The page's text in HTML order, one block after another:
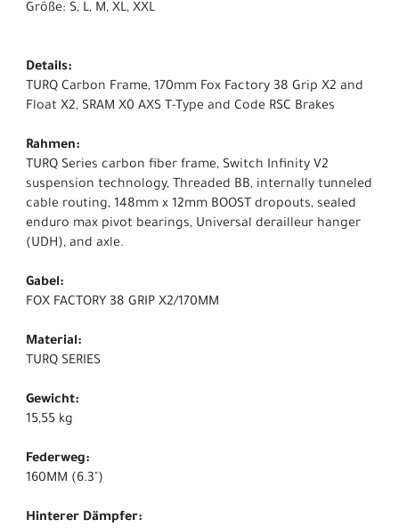
Größe: S, L, M, XL, XXL
Details:
TURQ Carbon Frame, 170mm Fox Factory 38 Grip X2 and
Float X2, SRAM X0 AXS T-Type and Code RSC Brakes
Rahmen:
TURQ Series carbon fiber frame, Switch Infinity V2
suspension technology, Threaded BB, internally tunneled
cable routing, 148mm x 12mm BOOST dropouts, sealed
enduro max pivot bearings, Universal derailleur hanger
(UDH), and axle.
Gabel:
FOX FACTORY 38 GRIP X2/170MM
Material:
TURQ SERIES
Gewicht:
15,55 kg
Federweg:
160MM (6.3")
Hinterer Dämpfer: